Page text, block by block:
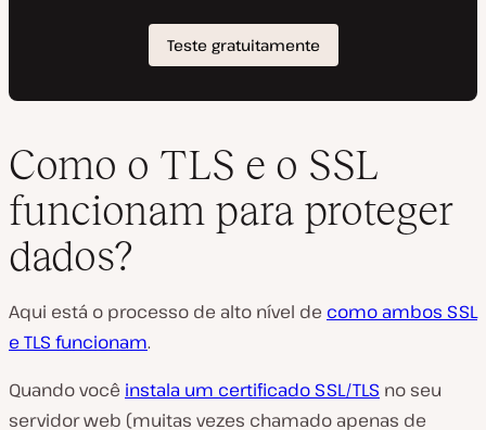
Como o TLS e o SSL
funcionam para proteger
dados?
Aqui está o processo de alto nível de como ambos SSL
e TLS funcionam.
Quando você instala um certificado SSL/TLS no seu
servidor web (muitas vezes chamado apenas de